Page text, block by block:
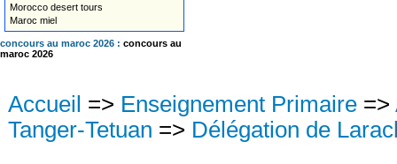
Morocco desert tours
Maroc miel
concours au maroc 2026 : concours au
maroc 2026
Accueil => Enseignement Primaire =>
Tanger-Tetuan => Délégation de